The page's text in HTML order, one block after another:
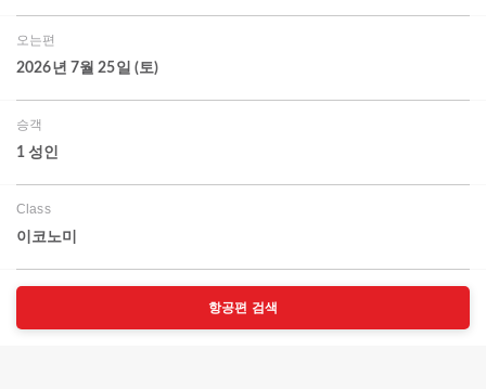
오는편
2026년 7월 25일 (토)
승객
1 성인
Class
이코노미
항공편 검색